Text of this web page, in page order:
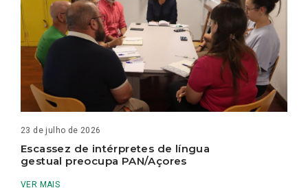
23 de julho de 2026
Escassez de intérpretes de língua
gestual preocupa PAN/Açores
VER MAIS